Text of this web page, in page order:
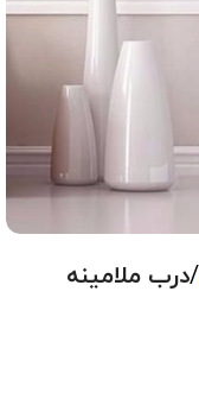
درب ملامینه